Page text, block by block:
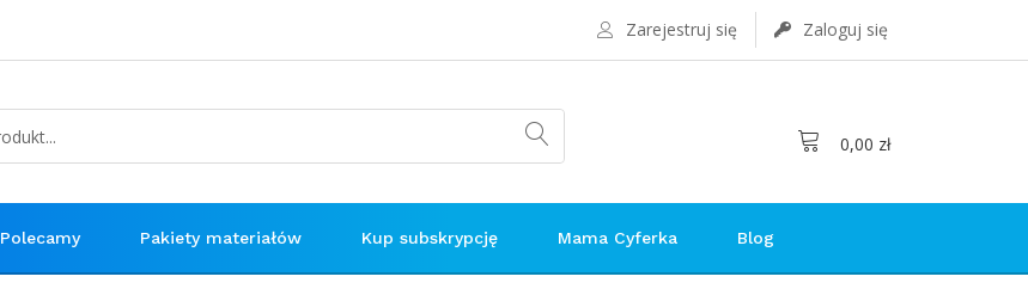
Zarejestruj się Zaloguj się
0,00 zł
Polecamy Pakiety materiałów Kup subskrypcję Mama Cyferka Blog